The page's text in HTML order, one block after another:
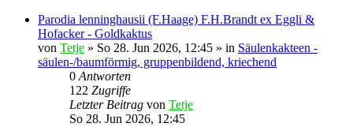
Parodia lenninghausii (F.Haage) F.H.Brandt ex Eggli &
Hofacker - Goldkaktus
von Tetje » So 28. Jun 2026, 12:45 » in Säulenkakteen -
säulen-/baumförmig, gruppenbildend, kriechend
0 Antworten
122 Zugriffe
Letzter Beitrag von Tetje
So 28. Jun 2026, 12:45